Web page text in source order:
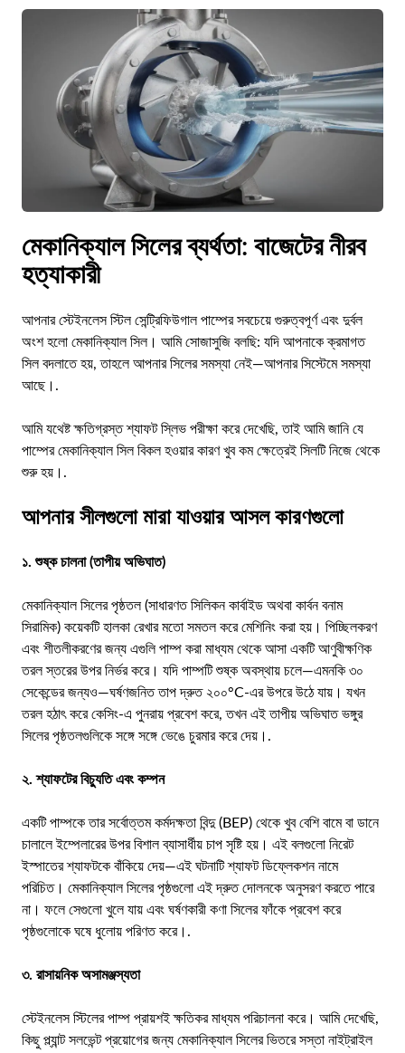
মেকানিক্যাল সিলের ব্যর্থতা: বাজেটের নীরব
হত্যাকারী
আপনার স্টেইনলেস স্টিল সেন্ট্রিফিউগাল পাম্পের সবচেয়ে গুরুত্বপূর্ণ এবং দুর্বল
অংশ হলো মেকানিক্যাল সিল। আমি সোজাসুজি বলছি: যদি আপনাকে ক্রমাগত
সিল বদলাতে হয়, তাহলে আপনার সিলের সমস্যা নেই—আপনার সিস্টেমে সমস্যা
আছে।.
আমি যথেষ্ট ক্ষতিগ্রস্ত শ্যাফট স্লিভ পরীক্ষা করে দেখেছি, তাই আমি জানি যে
পাম্পের মেকানিক্যাল সিল বিকল হওয়ার কারণ খুব কম ক্ষেত্রেই সিলটি নিজে থেকে
শুরু হয়।.
আপনার সীলগুলো মারা যাওয়ার আসল কারণগুলো
১. শুষ্ক চালনা (তাপীয় অভিঘাত)
মেকানিক্যাল সিলের পৃষ্ঠতল (সাধারণত সিলিকন কার্বাইড অথবা কার্বন বনাম
সিরামিক) কয়েকটি হালকা রেখার মতো সমতল করে মেশিনিং করা হয়। পিচ্ছিলকরণ
এবং শীতলীকরণের জন্য এগুলি পাম্প করা মাধ্যম থেকে আসা একটি আণুবীক্ষণিক
তরল স্তরের উপর নির্ভর করে। যদি পাম্পটি শুষ্ক অবস্থায় চলে—এমনকি ৩০
সেকেন্ডের জন্যও—ঘর্ষণজনিত তাপ দ্রুত ২০০°C-এর উপরে উঠে যায়। যখন
তরল হঠাৎ করে কেসিং-এ পুনরায় প্রবেশ করে, তখন এই তাপীয় অভিঘাত ভঙ্গুর
সিলের পৃষ্ঠতলগুলিকে সঙ্গে সঙ্গে ভেঙে চুরমার করে দেয়।.
২. শ্যাফটের বিচ্যুতি এবং কম্পন
একটি পাম্পকে তার সর্বোত্তম কর্মদক্ষতা বিন্দু (BEP) থেকে খুব বেশি বামে বা ডানে
চালালে ইম্পেলারের উপর বিশাল ব্যাসার্ধীয় চাপ সৃষ্টি হয়। এই বলগুলো নিরেট
ইস্পাতের শ্যাফটকে বাঁকিয়ে দেয়—এই ঘটনাটি শ্যাফট ডিফ্লেকশন নামে
পরিচিত। মেকানিক্যাল সিলের পৃষ্ঠগুলো এই দ্রুত দোলনকে অনুসরণ করতে পারে
না। ফলে সেগুলো খুলে যায় এবং ঘর্ষণকারী কণা সিলের ফাঁকে প্রবেশ করে
পৃষ্ঠগুলোকে ঘষে ধুলোয় পরিণত করে।.
৩. রাসায়নিক অসামঞ্জস্যতা
স্টেইনলেস স্টিলের পাম্প প্রায়শই ক্ষতিকর মাধ্যম পরিচালনা করে। আমি দেখেছি,
কিছু প্ল্যান্ট সলভেন্ট প্রয়োগের জন্য মেকানিক্যাল সিলের ভিতরে সস্তা নাইট্রাইল